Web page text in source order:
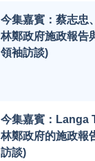
今集嘉賓：蔡志忠
林鄭政府施政報告
領袖訪談)
今集嘉賓：Langa
林鄭政府的施政報
訪談)